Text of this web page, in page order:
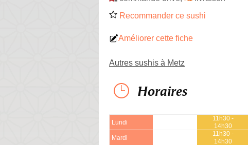
Recommander ce sushi
Améliorer cette fiche
Autres sushis à Metz
Horaires
Lundi
11h30 -
14h30
Mardi
11h30 -
14h30